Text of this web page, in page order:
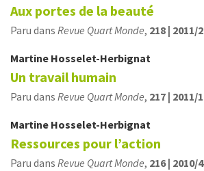
Aux portes de la beauté
Paru dans Revue Quart Monde, 218 | 2011/2
Martine Hosselet-Herbignat
Un travail humain
Paru dans Revue Quart Monde, 217 | 2011/1
Martine Hosselet-Herbignat
Ressources pour l’action
Paru dans Revue Quart Monde, 216 | 2010/4